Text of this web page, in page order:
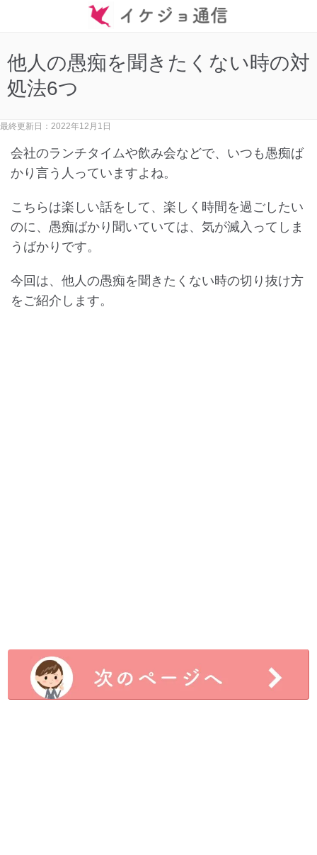
他人の愚痴を聞きたくない時の対
処法6つ
最終更新日：2022年12月1日
会社のランチタイムや飲み会などで、いつも愚痴ば
かり言う人っていますよね。
こちらは楽しい話をして、楽しく時間を過ごしたい
のに、愚痴ばかり聞いていては、気が滅入ってしま
うばかりです。
今回は、他人の愚痴を聞きたくない時の切り抜け方
をご紹介します。